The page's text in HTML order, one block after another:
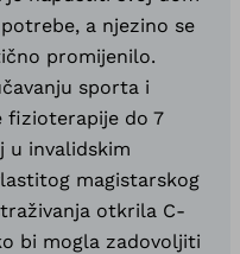
a njezino se
promijenilo.
sporta i
fizioterapije do 7
u invalidskim
magistarskog
otkrila C-
bi mogla zadovoljiti